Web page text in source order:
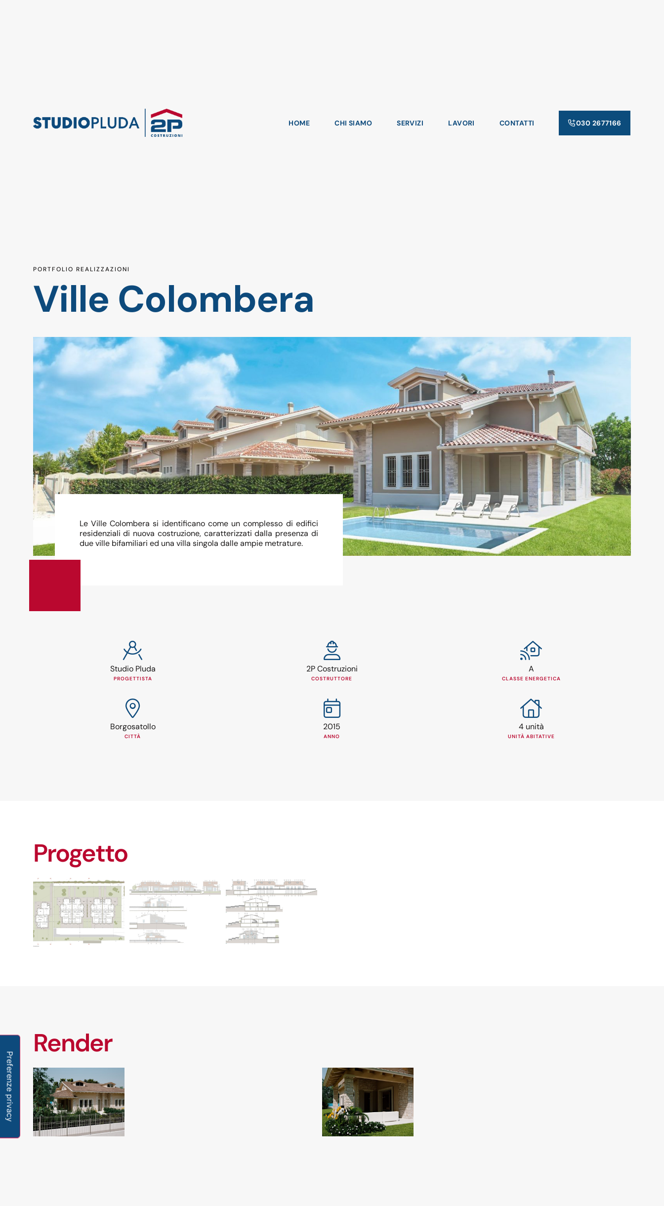
HOME CHI SIAMO SERVIZI LAVORI CONTATTI 030 2677166
PORTFOLIO REALIZZAZIONI
Ville Colombera
Le Ville Colombera si identificano come un complesso di edifici
residenziali di nuova costruzione, caratterizzati dalla presenza di
due ville bifamiliari ed una villa singola dalle ampie metrature.
Studio Pluda
PROGETTISTA
2P Costruzioni
COSTRUTTORE
A
CLASSE ENERGETICA
Borgosatollo
CITTÀ
2015
ANNO
4 unità
UNITÀ ABITATIVE
Progetto
Render